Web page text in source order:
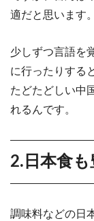
適だと思います。
少しずつ言語を
に行ったりする
たどたどしい中
れるんです。
2.日本食も
調味料などの日